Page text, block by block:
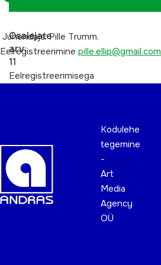
Juhendaja: Pille Trumm.
Eelregistreerimine pille.ellip@gmail.com
Osalejate
arv:
11
Eelregistreerimisega
Kodulehe
tegemine
-
Art
Media
Agency
OÜ